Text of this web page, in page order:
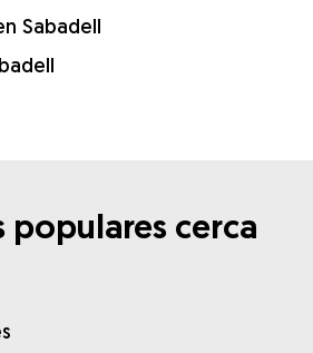
Sabadell
populares cerca